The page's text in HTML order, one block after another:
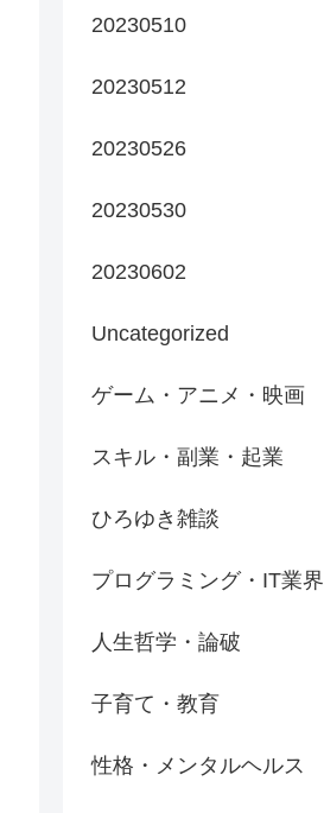
20230510
20230512
20230526
20230530
20230602
Uncategorized
ゲーム・アニメ・映画
スキル・副業・起業
ひろゆき雑談
プログラミング・IT業界
人生哲学・論破
子育て・教育
性格・メンタルヘルス